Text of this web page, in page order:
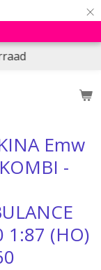
×
Emw
-
1:87 (HO)